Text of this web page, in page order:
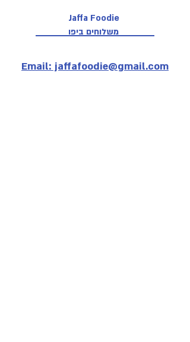
Jaffa Foodie
משלוחים ביפו
Email: jaffafoodie@gmail.com